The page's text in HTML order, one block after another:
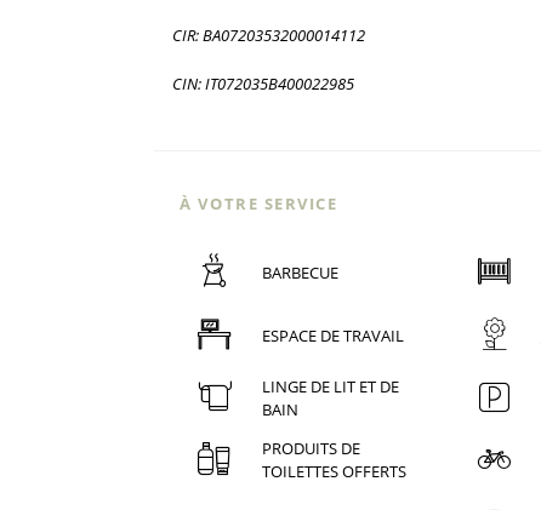
CIR: BA07203532000014112
CIN: IT072035B400022985
À VOTRE SERVICE
BARBECUE
ESPACE DE TRAVAIL
LINGE DE LIT ET DE
BAIN
PRODUITS DE
TOILETTES OFFERTS